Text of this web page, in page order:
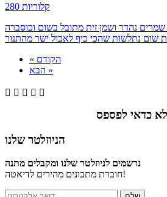
280 קלוריות
נהדר ושמן זית מתובל בשום וכוסברה
שום נתלשות שהכי כיף לאכול ישר מהתנור
« הקודם
הבא »
    
הניוזלטר שלנו
נרשמים לניוזלטר שלנו ומקבלים מתנה
חוברת מתכונים מהירים לדיאטה!